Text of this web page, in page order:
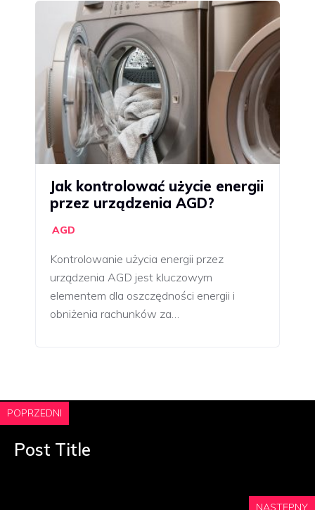
Jak kontrolować użycie energii
przez urządzenia AGD?
AGD
Kontrolowanie użycia energii przez
urządzenia AGD jest kluczowym
elementem dla oszczędności energii i
obniżenia rachunków za…
POPRZEDNI
Post Title
NASTĘPNY